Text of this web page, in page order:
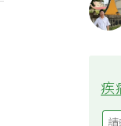
大